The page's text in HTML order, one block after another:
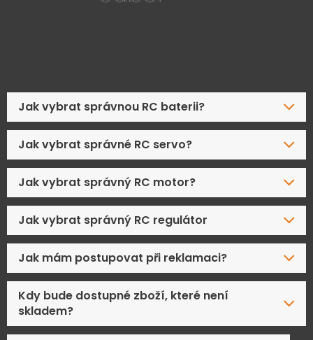
Jak vybrat správnou RC baterii?
Jak vybrat správné RC servo?
Jak vybrat správný RC motor?
Jak vybrat správný RC regulátor
Jak mám postupovat při reklamaci?
Kdy bude dostupné zboží, které není
skladem?